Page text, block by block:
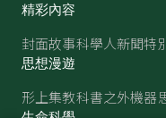
精彩內容
封面故事科學人新聞特
思想漫遊
形上集教科書之外機器
生命科學